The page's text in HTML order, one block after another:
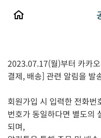
2023.07.17(월)부터 카카
결제, 배송] 관련 알림을 발
회원가입 시 입력한 전화
번호가 동일하다면 별도의
되며,